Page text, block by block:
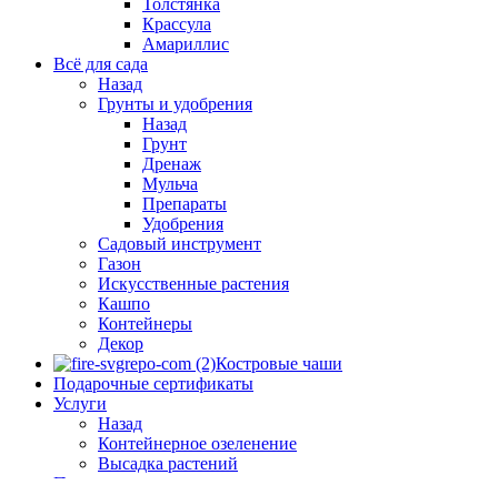
Толстянка
Крассула
Амариллис
Всё для сада
Назад
Грунты и удобрения
Назад
Грунт
Дренаж
Мульча
Препараты
Удобрения
Садовый инструмент
Газон
Искусственные растения
Кашпо
Контейнеры
Декор
Костровые чаши
Подарочные сертификаты
Услуги
Назад
Контейнерное озеленение
Высадка растений
Проложить маршрут